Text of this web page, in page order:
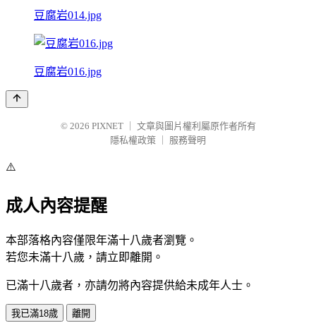
豆腐岩014.jpg
豆腐岩016.jpg
© 2026 PIXNET
文章與圖片權利屬原作者所有
隱私權政策
服務聲明
⚠️
成人內容提醒
本部落格內容僅限年滿十八歲者瀏覽。
若您未滿十八歲，請立即離開。
已滿十八歲者，亦請勿將內容提供給未成年人士。
我已滿18歲 離開